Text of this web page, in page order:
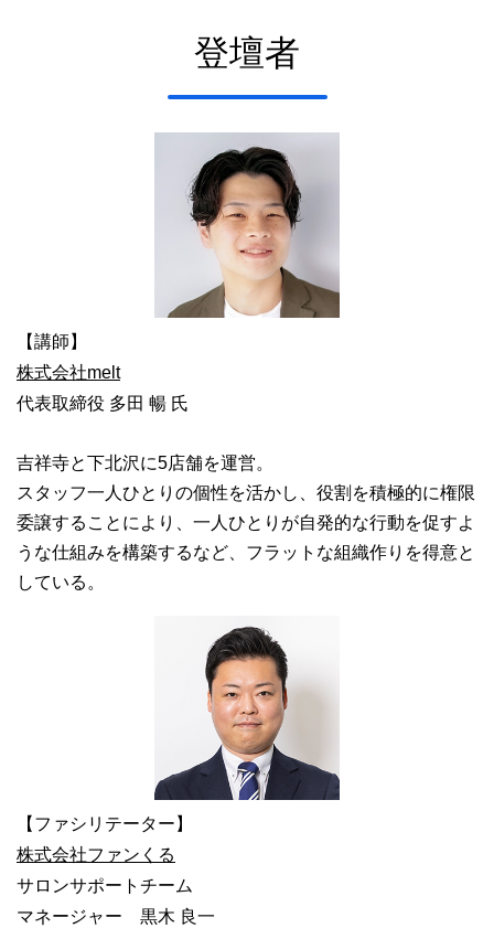
登壇者
【講師】
株式会社melt
代表取締役 多田 暢 氏
吉祥寺と下北沢に5店舗を運営。
スタッフ一人ひとりの個性を活かし、役割を積極的に権限
委譲することにより、一人ひとりが自発的な行動を促すよ
うな仕組みを構築するなど、フラットな組織作りを得意と
している。
【ファシリテーター】
株式会社ファンくる
サロンサポートチーム
マネージャー 黒木 良一